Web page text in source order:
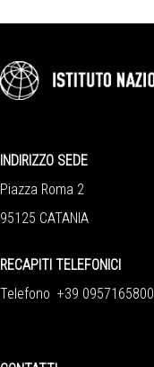
INDIRIZZO SEDE
Piazza Roma 2
95125 CATANIA
RECAPITI TELEFONICI
Telefono +39 0957165800